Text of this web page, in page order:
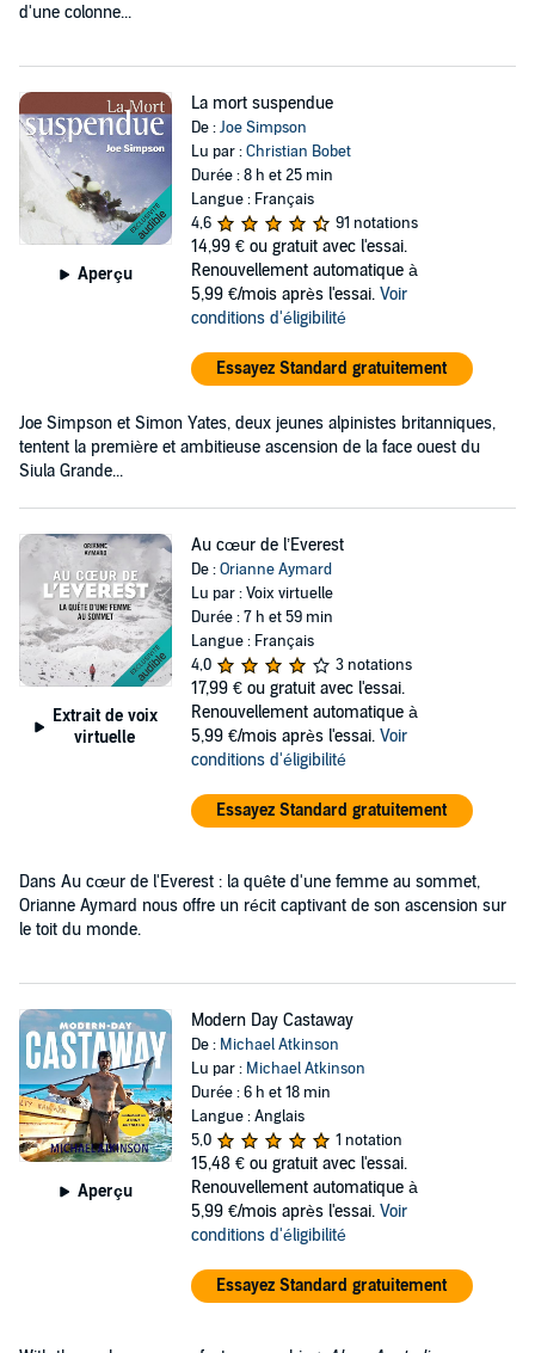
d'une colonne...
Aperçu
La mort suspendue
De :Joe Simpson
Lu par :Christian Bobet
Durée : 8 h et 25 min
Langue : Français
4,6
91 notations
14,99 € ou gratuit avec l'essai.
Renouvellement automatique à
5,99 €/mois après l'essai. Voir
conditions d'éligibilité
Essayez Standard gratuitement
Joe Simpson et Simon Yates, deux jeunes alpinistes britanniques,
tentent la première et ambitieuse ascension de la face ouest du
Siula Grande...
Extrait de voix
virtuelle
Au cœur de l’Everest
De :Orianne Aymard
Lu par : Voix virtuelle
Durée : 7 h et 59 min
Langue : Français
4,0
3 notations
17,99 € ou gratuit avec l'essai.
Renouvellement automatique à
5,99 €/mois après l'essai. Voir
conditions d'éligibilité
Essayez Standard gratuitement
Dans Au cœur de l'Everest : la quête d'une femme au sommet,
Orianne Aymard nous offre un récit captivant de son ascension sur
le toit du monde.
Aperçu
Modern Day Castaway
De : Michael Atkinson
Lu par : Michael Atkinson
Durée : 6 h et 18 min
Langue : Anglais
5,0
1 notation
15,48 € ou gratuit avec l'essai.
Renouvellement automatique à
5,99 €/mois après l'essai. Voir
conditions d'éligibilité
Essayez Standard gratuitement